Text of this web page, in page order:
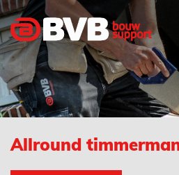
Allround